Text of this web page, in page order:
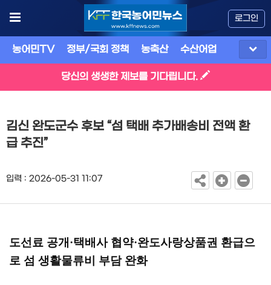
로그인
농어민TV 정부/국회 정책 농축산 수산어업
당신의 생생한 제보를 기다립니다.
김신 완도군수 후보 “섬 택배 추가배송비 전액 환
급 추진”
입력 : 2026-05-31 11:07
도선료 공개 ·택배사 협약·완도사랑상품권 환급으
로 섬 생활물류비 부담 완화